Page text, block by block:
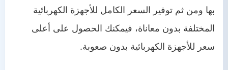
بها ومن ثم توفير السعر الكامل للأجهزة الكهربائية
المختلفة بدون معاناة، فيمكنك الحصول على أعلى
سعر للأجهزة الكهربائية بدون صعوبة.